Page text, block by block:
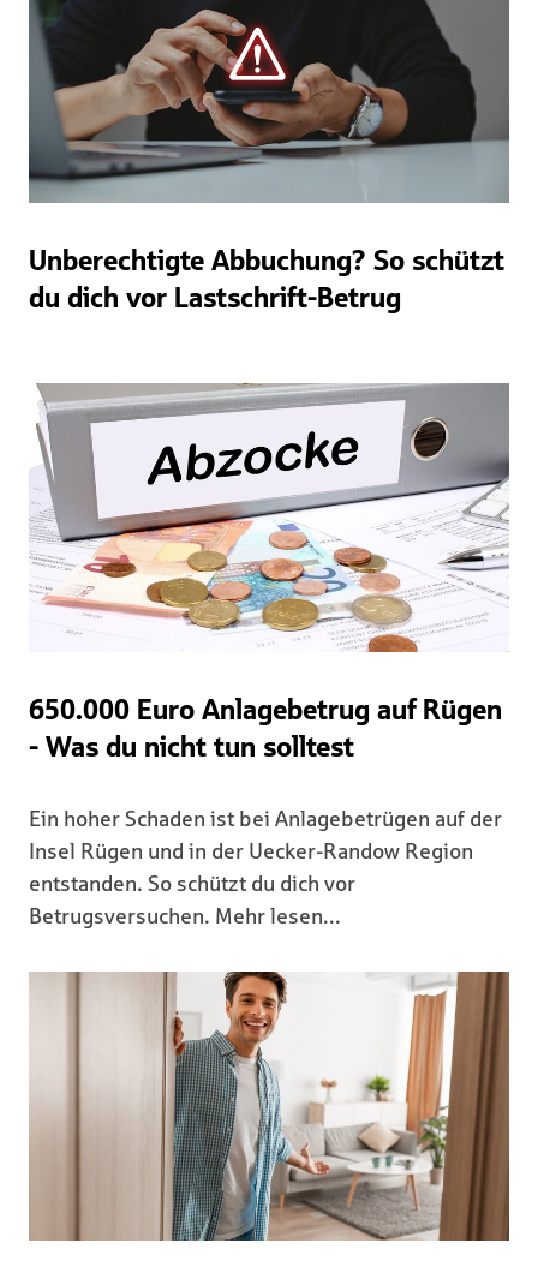
Unberechtigte Abbuchung? So schützt
du dich vor Lastschrift-Betrug
650.000 Euro Anlagebetrug auf Rügen
- Was du nicht tun solltest
Ein hoher Schaden ist bei Anlagebetrügen auf der
Insel Rügen und in der Uecker-Randow Region
entstanden. So schützt du dich vor
Betrugsversuchen. Mehr lesen...